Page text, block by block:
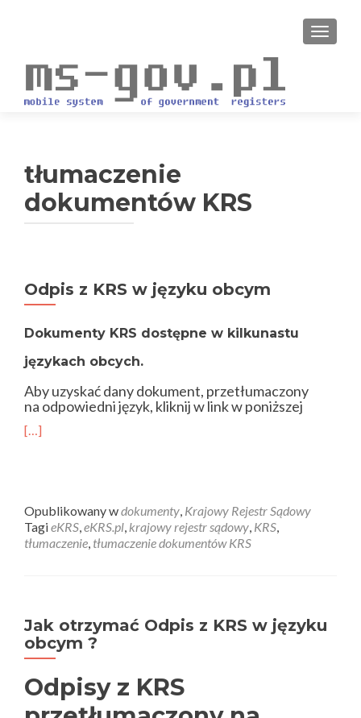
tłumaczenie
dokumentów KRS
Odpis z KRS w języku obcym
Dokumenty KRS dostępne w kilkunastu
językach obcych.
Aby uzyskać dany dokument, przetłumaczony
na odpowiedni język, kliknij w link w poniższej
[…]
Opublikowany wdokumenty, Krajowy Rejestr Sądowy
TagieKRS,eKRS.pl, krajowy rejestr sądowy, KRS,
tłumaczenie, tłumaczenie dokumentów KRS
Jak otrzymać Odpis z KRS w języku
obcym ?
Odpisy z KRS